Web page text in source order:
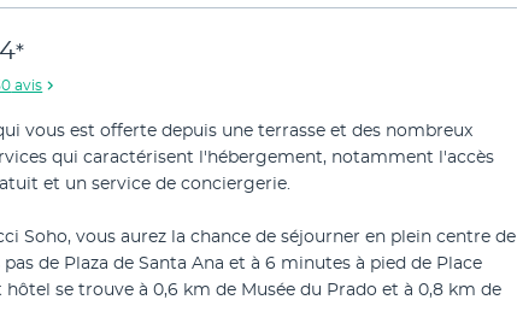
4*
avis
vous est offerte depuis une terrasse et des nombreux
qui caractérisent l'hébergement, notamment l'accès
et un service de conciergerie.
Soho, vous aurez la chance de séjourner en plein centre de
de Plaza de Santa Ana et à 6 minutes à pied de Place
hôtel se trouve à 0,6 km de Musée du Prado et à 0,8 km de